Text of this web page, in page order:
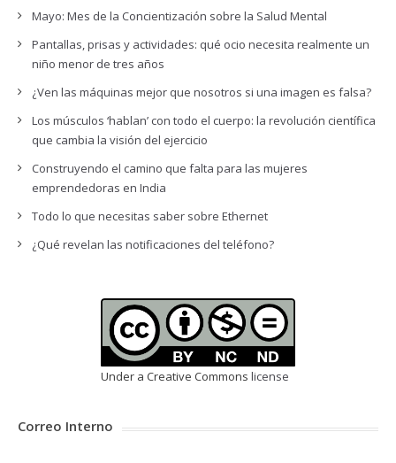
Mayo: Mes de la Concientización sobre la Salud Mental
Pantallas, prisas y actividades: qué ocio necesita realmente un
niño menor de tres años
¿Ven las máquinas mejor que nosotros si una imagen es falsa?
Los músculos ‘hablan’ con todo el cuerpo: la revolución científica
que cambia la visión del ejercicio
Construyendo el camino que falta para las mujeres
emprendedoras en India
Todo lo que necesitas saber sobre Ethernet
¿Qué revelan las notificaciones del teléfono?
Under a Creative Commons license
Correo Interno